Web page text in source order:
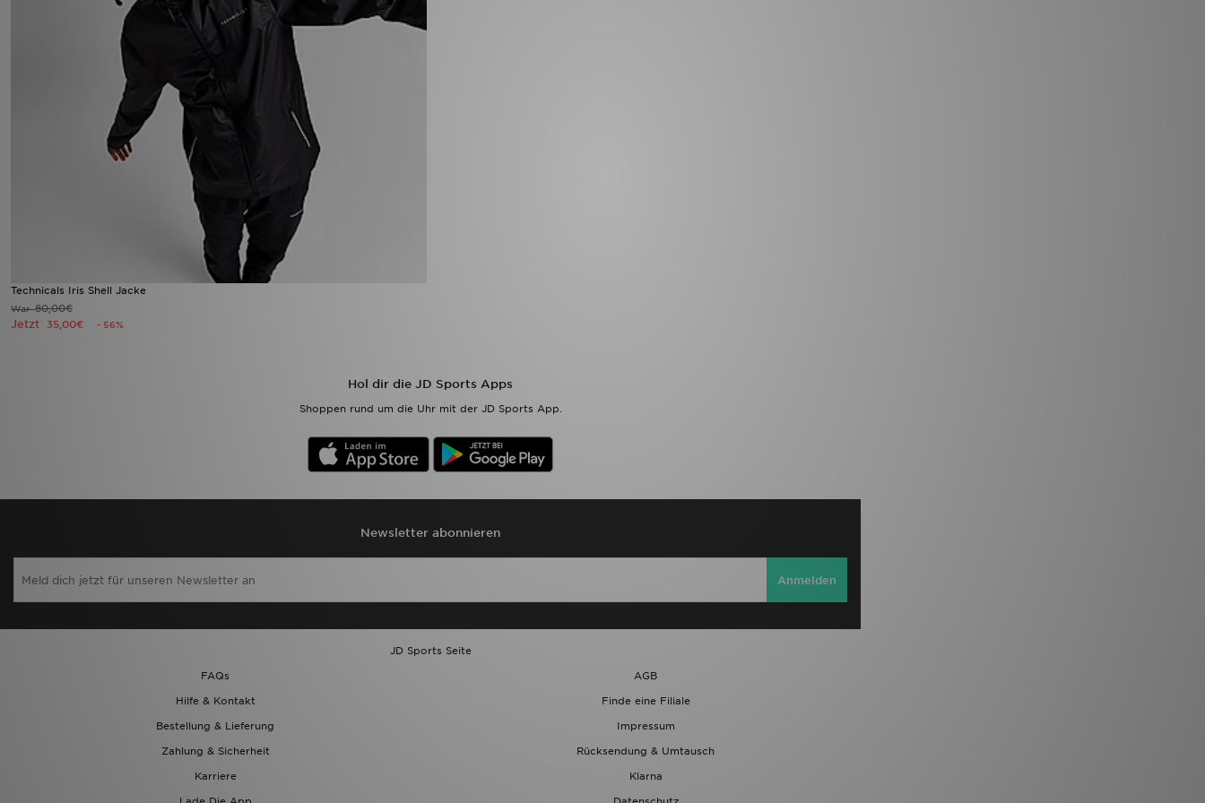
Technicals Iris Shell Jacke
War80,00€
Jetzt 35,00€ - 56%
Hol dir die JD Sports Apps
Shoppen rund um die Uhr mit der JD Sports App.
Newsletter abonnieren
Anmelden
JD Sports Seite
FAQs
AGB
Hilfe & Kontakt
Finde eine Filiale
Bestellung & Lieferung
Impressum
Zahlung & Sicherheit
Rücksendung & Umtausch
Karriere
Klarna